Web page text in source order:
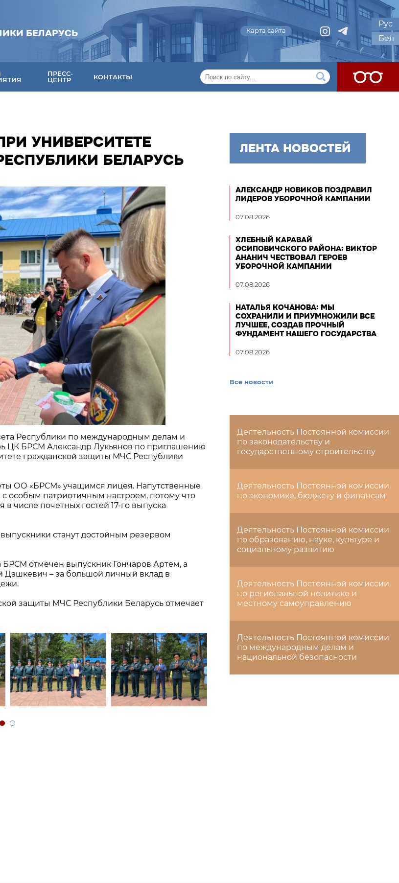
БЕЛАРУСЬ Карта сайта
Рус
Бел
ПРЕСС-
ЦЕНТР
КОНТАКТЫ
УНИВЕРСИТЕТЕ
БЕЛАРУСЬ
Республики по международным делам и
ЦК БРСМ Александр Лукьянов по приглашению
гражданской защиты МЧС Республики
ОО «БРСМ» учащимся лицея. Напутственные
особым патриотичным настроем, потому что
числе почетных гостей 17-го выпуска
станут достойным резервом
БРСМ отмечен выпускник Гончаров Артем, а
Дашкевич – за большой личный вклад в
защиты МЧС Республики Беларусь отмечает
ЛЕНТА НОВОСТЕЙ
АЛЕКСАНДР НОВИКОВ ПОЗДРАВИЛ
ЛИДЕРОВ УБОРОЧНОЙ КАМПАНИИ
07.08.2026
ХЛЕБНЫЙ КАРАВАЙ
ОСИПОВИЧСКОГО РАЙОНА: ВИКТОР
АНАНИЧ ЧЕСТВОВАЛ ГЕРОЕВ
УБОРОЧНОЙ КАМПАНИИ
07.08.2026
НАТАЛЬЯ КОЧАНОВА: МЫ
СОХРАНИЛИ И ПРИУМНОЖИЛИ ВСЕ
ЛУЧШЕЕ, СОЗДАВ ПРОЧНЫЙ
ФУНДАМЕНТ НАШЕГО ГОСУДАРСТВА
07.08.2026
Все новости
Деятельность Постоянной комиссии
по законодательству и
государственному строительству
Деятельность Постоянной комиссии
по экономике, бюджету и финансам
Деятельность Постоянной комиссии
по образованию, науке, культуре и
социальному развитию
Деятельность Постоянной комиссии
по региональной политике и
местному самоуправлению
Деятельность Постоянной комиссии
по международным делам и
национальной безопасности